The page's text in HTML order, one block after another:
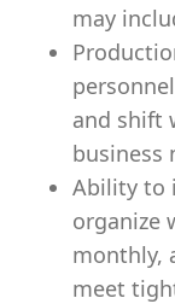
may
and shift
business
Ability to
organize
monthly,
meet